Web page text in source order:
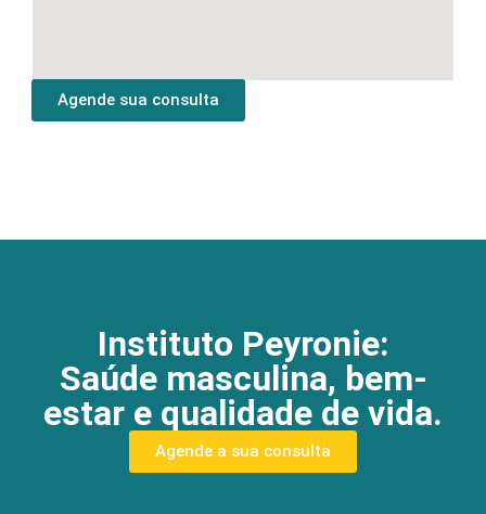
Agende sua consulta
Instituto Peyronie:
Saúde masculina, bem-
estar e qualidade de vida.
Agende a sua consulta